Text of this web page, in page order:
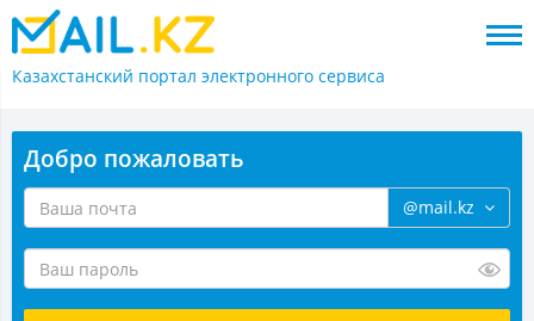
Казахстанский портал электронного сервиса
Добро пожаловать
@mail.kz